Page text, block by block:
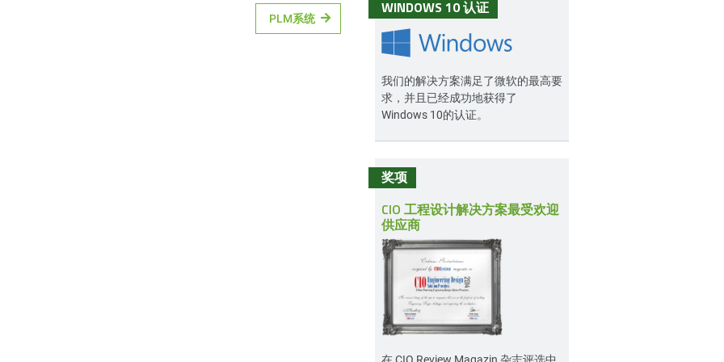
PLM系统
WINDOWS 10 认证
我们的解决方案满足了微软的最高要
求，并且已经成功地获得了
Windows 10的认证。
奖项
CIO 工程设计解决方案最受欢迎
供应商